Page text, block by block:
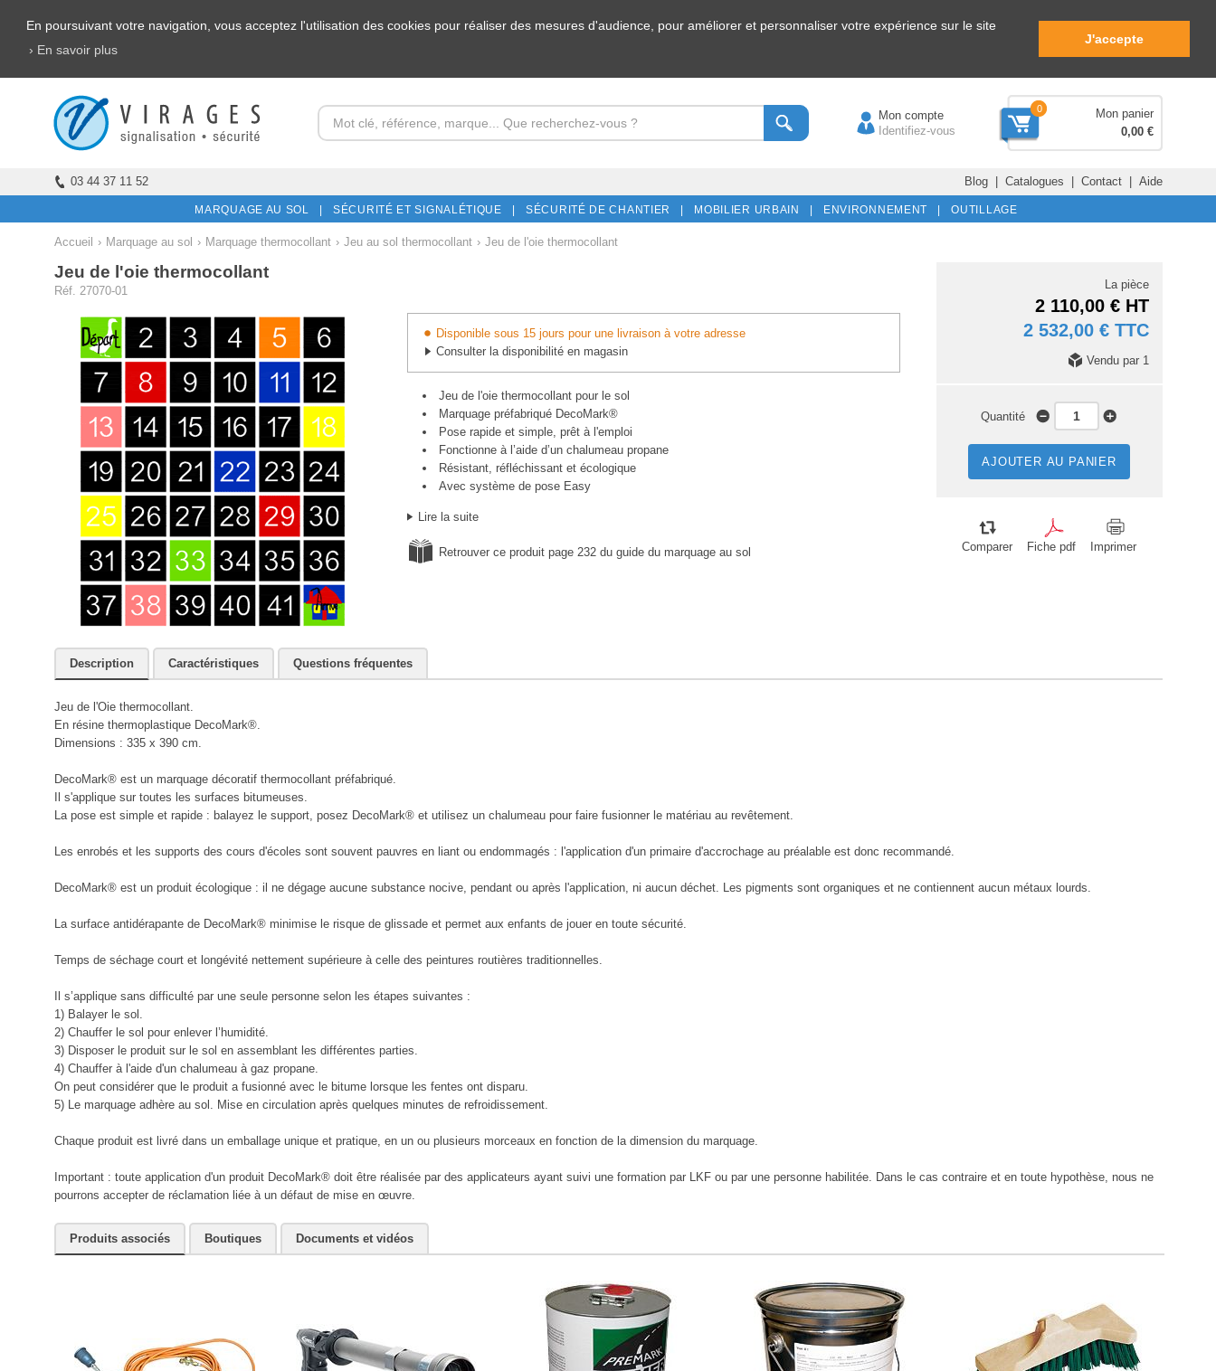
En poursuivant votre navigation, vous acceptez l'utilisation des cookies pour réaliser des mesures d'audience, pour améliorer et personnaliser votre expérience sur le site
› En savoir plus
J'accepte
Mon compte
Identifiez-vous
0
Mon panier
0,00 €
03 44 37 11 52 Blog| Catalogues | Contact| Aide
MARQUAGE AU SOL | SÉCURITÉ ET SIGNALÉTIQUE | SÉCURITÉ DE CHANTIER | MOBILIER URBAIN | ENVIRONNEMENT | OUTILLAGE
Accueil › Marquage au sol › Marquage thermocollant › Jeu au sol thermocollant › Jeu de l'oie thermocollant
Jeu de l'oie thermocollant
Réf. 27070-01
Disponible sous 15 jours pour une livraison à votre adresse
Consulter la disponibilité en magasin
Jeu de l'oie thermocollant pour le sol
Marquage préfabriqué DecoMark®
Pose rapide et simple, prêt à l'emploi
Fonctionne à l’aide d’un chalumeau propane
Résistant, réfléchissant et écologique
Avec système de pose Easy
Lire la suite
Retrouver ce produit page 232 du guide du marquage au sol
La pièce
2 110,00 € HT
2 532,00 € TTC
Vendu par 1
Quantité
AJOUTER AU PANIER
Comparer Fiche pdf Imprimer
Description Caractéristiques Questions fréquentes
Jeu de l'Oie thermocollant.
En résine thermoplastique DecoMark®.
Dimensions : 335 x 390 cm.
DecoMark® est un marquage décoratif thermocollant préfabriqué.
Il s'applique sur toutes les surfaces bitumeuses.
La pose est simple et rapide : balayez le support, posez DecoMark® et utilisez un chalumeau pour faire fusionner le matériau au revêtement.
Les enrobés et les supports des cours d'écoles sont souvent pauvres en liant ou endommagés : l'application d'un primaire d'accrochage au préalable est donc recommandé.
DecoMark® est un produit écologique : il ne dégage aucune substance nocive, pendant ou après l'application, ni aucun déchet. Les pigments sont organiques et ne contiennent aucun métaux lourds.
La surface antidérapante de DecoMark® minimise le risque de glissade et permet aux enfants de jouer en toute sécurité.
Temps de séchage court et longévité nettement supérieure à celle des peintures routières traditionnelles.
Il s’applique sans difficulté par une seule personne selon les étapes suivantes :
1) Balayer le sol.
2) Chauffer le sol pour enlever l’humidité.
3) Disposer le produit sur le sol en assemblant les différentes parties.
4) Chauffer à l'aide d'un chalumeau à gaz propane.
On peut considérer que le produit a fusionné avec le bitume lorsque les fentes ont disparu.
5) Le marquage adhère au sol. Mise en circulation après quelques minutes de refroidissement.
Chaque produit est livré dans un emballage unique et pratique, en un ou plusieurs morceaux en fonction de la dimension du marquage.
Important : toute application d'un produit DecoMark® doit être réalisée par des applicateurs ayant suivi une formation par LKF ou par une personne habilitée. Dans le cas contraire et en toute hypothèse, nous ne
pourrons accepter de réclamation liée à un défaut de mise en œuvre.
Produits associés Boutiques Documents et vidéos